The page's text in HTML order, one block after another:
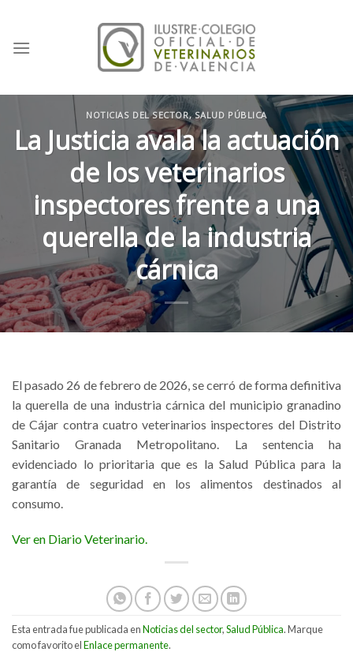
content
NOTICIAS DEL SECTOR, SALUD PÚBLICA
La Justicia avala la actuación
de los veterinarios
inspectores frente a una
querella de la industria
cárnica
El pasado 26 de febrero de 2026, se cerró de forma definitiva
la querella de una industria cárnica del municipio granadino
de Cájar contra cuatro veterinarios inspectores del Distrito
Sanitario Granada Metropolitano. La sentencia ha
evidenciado lo prioritaria que es la Salud Pública para la
garantía de seguridad en los alimentos destinados al
consumo.
Ver en Diario Veterinario.
Esta entrada fue publicada enNoticias del sector,Salud Pública. Marque
como favorito elEnlace permanente.